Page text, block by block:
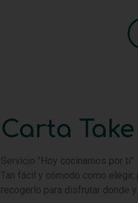
Carta
Servicio "Hoy cocinamos por ti"
Tan fácil y cómodo como elegir,
recogerlo para disfrutar donde